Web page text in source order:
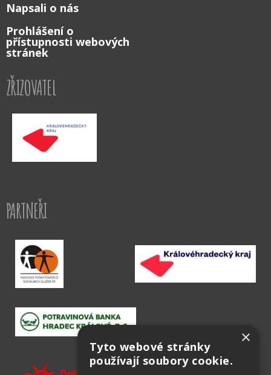
Napsali o nás
Prohlášení o
přístupnosti webových
stránek
ZŘIZOVATEL
PARTNEŘI
×
Tyto webové stránky
používají soubory cookie.